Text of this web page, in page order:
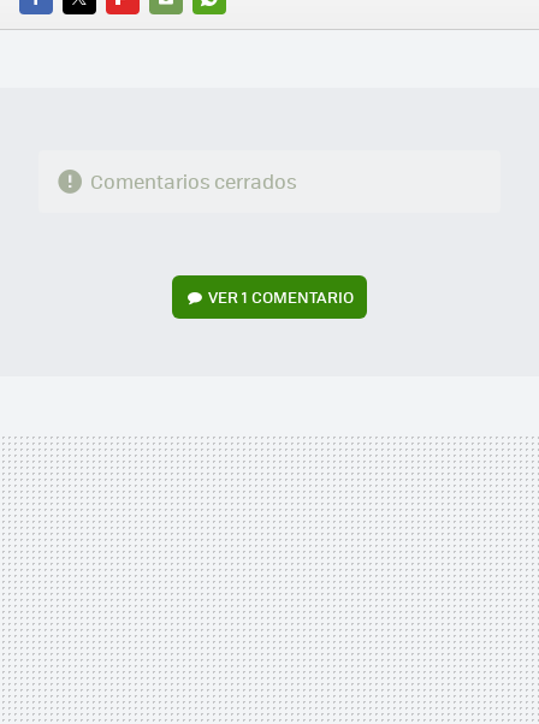
FACEBOOK
TWITTERFLIPBOARD
E-
WHATSAPP
Comentarios cerrados
VER1 COMENTARIO